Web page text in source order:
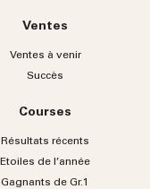
Ventes
Ventes à venir
Succès
Courses
Résultats récents
Etoiles de l’année
Gagnants de Gr.1